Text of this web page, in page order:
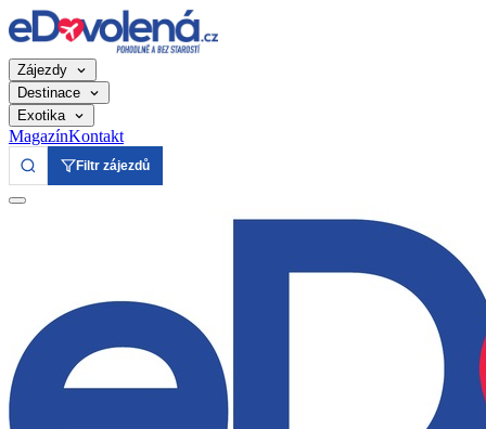
Zájezdy
Destinace
Exotika
MagazínKontakt
Filtr zájezdů